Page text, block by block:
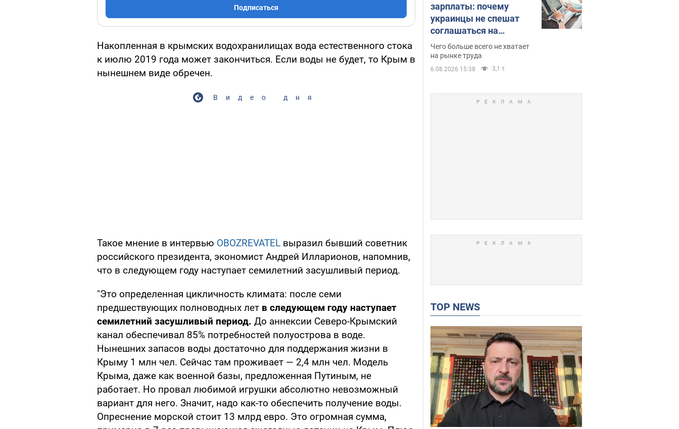
Подписаться
Накопленная в крымских водохранилищах вода естественного стока
к июлю 2019 года может закончиться. Если воды не будет, то Крым в
нынешнем виде обречен.
Видео дня
Такое мнение в интервью OBOZREVATEL выразил бывший советник
российского президента, экономист Андрей Илларионов, напомнив,
что в следующем году наступает семилетний засушливый период.
"Это определенная цикличность климата: после семи
предшествующих полноводных лет в следующем году наступает
семилетний засушливый период. До аннексии Северо-Крымский
канал обеспечивал 85% потребностей полуострова в воде.
Нынешних запасов воды достаточно для поддержания жизни в
Крыму 1 млн чел. Сейчас там проживает — 2,4 млн чел. Модель
Крыма, даже как военной базы, предложенная Путиным, не
работает. Но провал любимой игрушки абсолютно невозможный
вариант для него. Значит, надо как-то обеспечить получение воды.
Опреснение морской стоит 13 млрд евро. Это огромная сумма,
зарплаты: почему
украинцы не спешат
соглашаться на
вакансии
Чего больше всего не хватает
на рынке труда
6.08.2026 15:38 3,1 т.
TOP NEWS